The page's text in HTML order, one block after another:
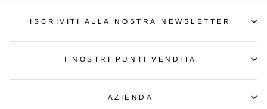
ISCRIVITI ALLA NOSTRA NEWSLETTER
I NOSTRI PUNTI VENDITA
AZIENDA